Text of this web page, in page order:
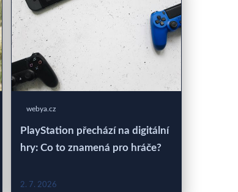
webya.cz
PlayStation přechází na digitální
hry: Co to znamená pro hráče?
2. 7. 2026